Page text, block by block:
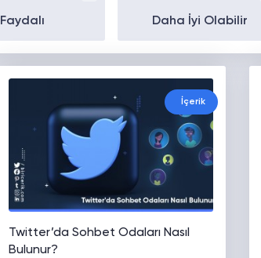
Faydalı Daha İyi Olabilir
İçerik
Twitter’da Sohbet Odaları Nasıl
Bulunur?